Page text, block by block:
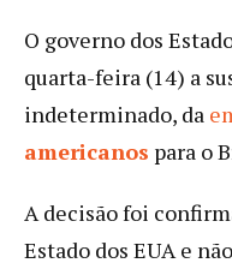
O governo dos
quarta-feira (14) a
indeterminado, da
americanos para o
A decisão foi
Estado dos EUA e